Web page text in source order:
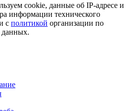
cookie, данные об IP-адресе и
информации технического
с политикой организации по
данных.